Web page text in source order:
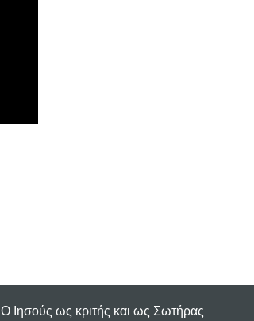
Ο Ιησούς ως κριτής και ως Σωτήρας